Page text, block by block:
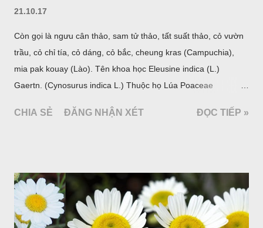
21.10.17
Còn gọi là ngưu cân thảo, sam tử thảo, tất suất thảo, cỏ vườn
trầu, cỏ chỉ tía, cỏ dáng, cỏ bắc, cheung kras (Campuchia),
mia pak kouay (Lào). Tên khoa học Eleusine indica (L.)
Gaertn. (Cynosurus indica L.) Thuộc họ Lúa Poaceae
CHIA SẺ ĐĂNG NHẬN XÉT ĐỌC TIẾP »